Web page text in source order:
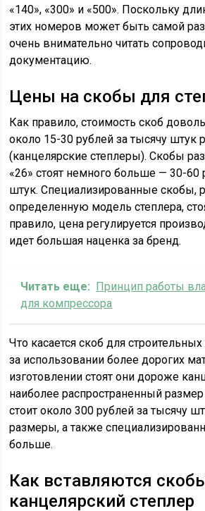
«140», «300» и «500». Поскольку
этих номеров может быть самой
очень внимательно читать
документацию.
Цены на скобы для
Как правило, стоимость скоб
около 15-30 рублей за тысячу штук
(канцелярские степлеры). Скобы
«26» стоят немного больше — 30-60
штук. Специализированные скобы,
определенную модель степлера,
правило, цена регулируется
идет большая наценка за бренд.
Читать еще: Принцип работы
для компрессора
Что касается скоб для
за использовании более дорогих
изготовлении стоят они дороже
наиболее распространенный
стоит около 300 рублей за тысячу
размеры, а также
больше.
Как вставляются
канцелярский степлер